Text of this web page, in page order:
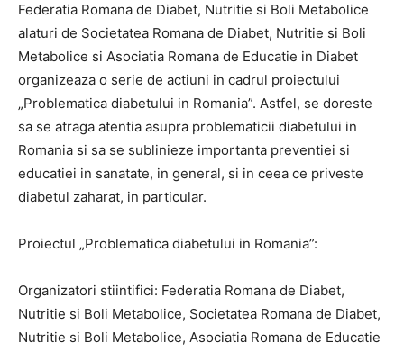
Federatia Romana de Diabet, Nutritie si Boli Metabolice
alaturi de Societatea Romana de Diabet, Nutritie si Boli
Metabolice si Asociatia Romana de Educatie in Diabet
organizeaza o serie de actiuni in cadrul proiectului
„Problematica diabetului in Romania”. Astfel, se doreste
sa se atraga atentia asupra problematicii diabetului in
Romania si sa se sublinieze importanta preventiei si
educatiei in sanatate, in general, si in ceea ce priveste
diabetul zaharat, in particular.
Proiectul „Problematica diabetului in Romania”:
Organizatori stiintifici: Federatia Romana de Diabet,
Nutritie si Boli Metabolice, Societatea Romana de Diabet,
Nutritie si Boli Metabolice, Asociatia Romana de Educatie